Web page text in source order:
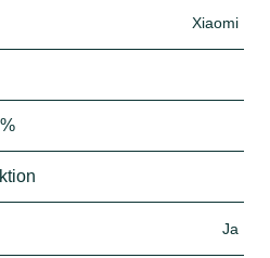
Xiaomi
Ja